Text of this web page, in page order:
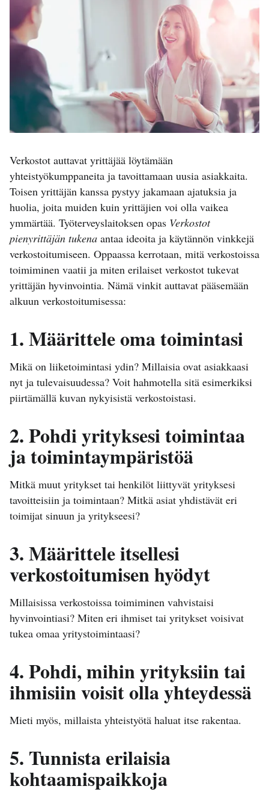
Verkostot auttavat yrittäjää löytämään
yhteistyökumppaneita ja tavoittamaan uusia asiakkaita.
Toisen yrittäjän kanssa pystyy jakamaan ajatuksia ja
huolia, joita muiden kuin yrittäjien voi olla vaikea
ymmärtää. Työterveyslaitoksen opas Verkostot
pienyrittäjän tukena antaa ideoita ja käytännön vinkkejä
verkostoitumiseen. Oppaassa kerrotaan, mitä verkostoissa
toimiminen vaatii ja miten erilaiset verkostot tukevat
yrittäjän hyvinvointia. Nämä vinkit auttavat pääsemään
alkuun verkostoitumisessa:
1. Määrittele oma toimintasi
Mikä on liiketoimintasi ydin? Millaisia ovat asiakkaasi
nyt ja tulevaisuudessa? Voit hahmotella sitä esimerkiksi
piirtämällä kuvan nykyisistä verkostoistasi.
2. Pohdi yrityksesi toimintaa
ja toimintaympäristöä
Mitkä muut yritykset tai henkilöt liittyvät yrityksesi
tavoitteisiin ja toimintaan? Mitkä asiat yhdistävät eri
toimijat sinuun ja yritykseesi?
3. Määrittele itsellesi
verkostoitumisen hyödyt
Millaisissa verkostoissa toimiminen vahvistaisi
hyvinvointiasi? Miten eri ihmiset tai yritykset voisivat
tukea omaa yritystoimintaasi?
4. Pohdi, mihin yrityksiin tai
ihmisiin voisit olla yhteydessä
Mieti myös, millaista yhteistyötä haluat itse rakentaa.
5. Tunnista erilaisia
kohtaamispaikkoja